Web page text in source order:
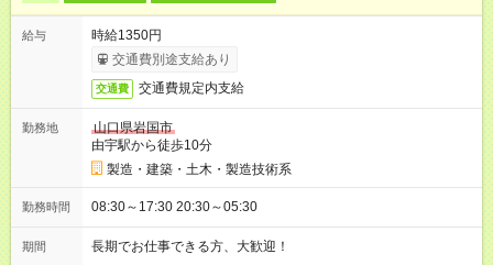
給与
時給1350円
交通費別途支給あり
交通費 交通費規定内支給
勤務地
山口県岩国市
由宇駅から徒歩10分
製造・建築・土木・製造技術系
勤務時間 08:30～17:30 20:30～05:30
期間 長期でお仕事できる方、大歓迎！